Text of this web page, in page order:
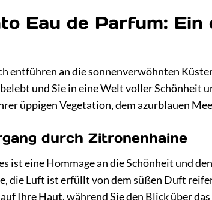
Eau de Parfum:
entführen an die sonnenverwöhnten
und Sie in eine Welt voller Schönheit
üppigen Vegetation, dem azurblauen
durch Zitronenhaine
ist eine Hommage an die Schönheit und
die Luft ist erfüllt von dem süßen Duft
Ihre Haut, während Sie den Blick über